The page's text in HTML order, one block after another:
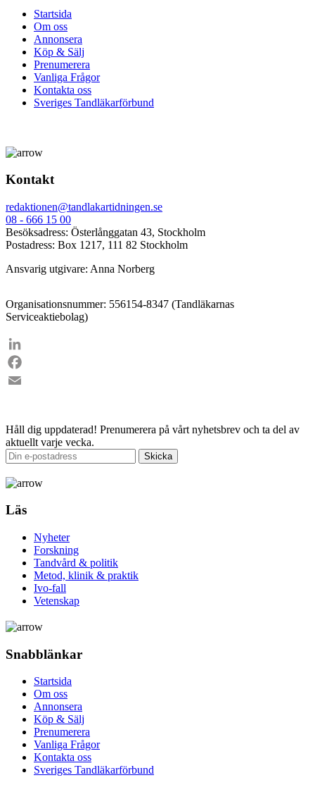
Startsida
Om oss
Annonsera
Köp & Sälj
Prenumerera
Vanliga Frågor
Kontakta oss
Sveriges Tandläkarförbund
Kontakt
redaktionen@tandlakartidningen.se
08 - 666 15 00
Besöksadress: Österlånggatan 43, Stockholm
Postadress: Box 1217, 111 82 Stockholm
Ansvarig utgivare: Anna Norberg
Organisationsnummer: 556154-8347 (Tandläkarnas
Serviceaktiebolag)
LinkedIn
Facebook
Håll dig uppdaterad! Prenumerera på vårt nyhetsbrev och ta del av
aktuellt varje vecka.
Läs
Nyheter
Forskning
Tandvård & politik
Metod, klinik & praktik
Ivo-fall
Vetenskap
Snabblänkar
Startsida
Om oss
Annonsera
Köp & Sälj
Prenumerera
Vanliga Frågor
Kontakta oss
Sveriges Tandläkarförbund